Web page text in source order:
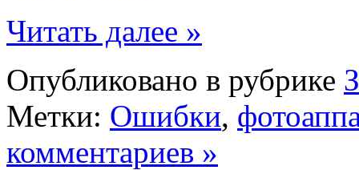
Читать далее »
Опубликовано в рубрике
Метки: Ошибки,
комментариев »